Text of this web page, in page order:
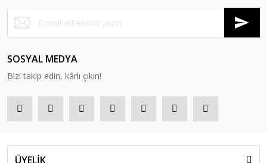
SOSYAL MEDYA
Bizi takip edin, kârlı çıkın!
ÜYELİK